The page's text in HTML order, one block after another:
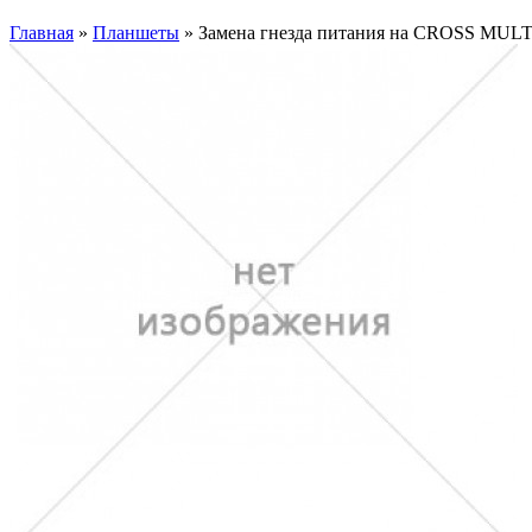
Главная » Планшеты » Замена гнезда питания на CROSS